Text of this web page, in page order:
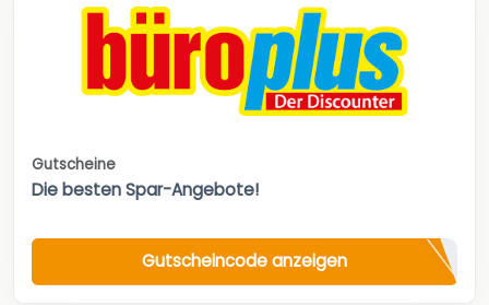
Gutscheine
Die besten Spar-Angebote!
Gutscheincode anzeigen